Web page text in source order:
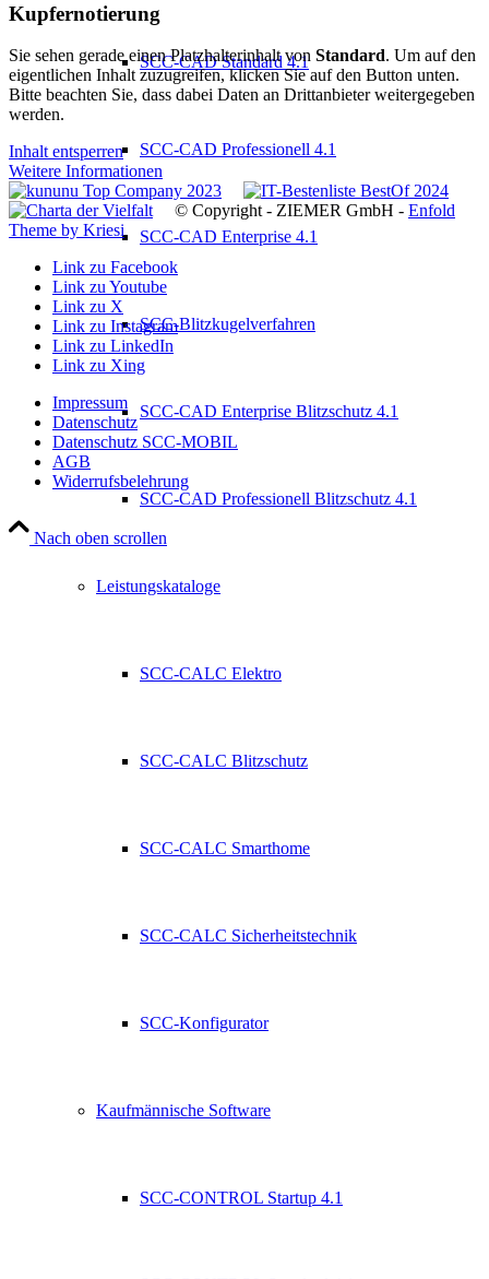
SCC-CAD Standard 4.1
SCC-CAD Professionell 4.1
SCC-CAD Enterprise 4.1
SCC-Blitzkugelverfahren
SCC-CAD Enterprise Blitzschutz 4.1
SCC-CAD Professionell Blitzschutz 4.1
Leistungskataloge
SCC-CALC Elektro
SCC-CALC Blitzschutz
SCC-CALC Smarthome
SCC-CALC Sicherheitstechnik
SCC-Konfigurator
Kaufmännische Software
SCC-CONTROL Startup 4.1
Kupfernotierung
Sie sehen gerade einen Platzhalterinhalt von Standard. Um auf den
eigentlichen Inhalt zuzugreifen, klicken Sie auf den Button unten.
Bitte beachten Sie, dass dabei Daten an Drittanbieter weitergegeben
werden.
Inhalt entsperren
Weitere Informationen
© Copyright - ZIEMER GmbH - Enfold
Theme by Kriesi
Link zu Facebook
Link zu Youtube
Link zu X
Link zu Instagram
Link zu LinkedIn
Link zu Xing
Impressum
Datenschutz
Datenschutz SCC-MOBIL
AGB
Widerrufsbelehrung
Nach oben scrollen